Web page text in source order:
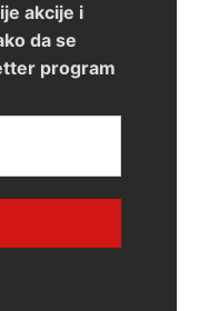
akcije i
da se
program